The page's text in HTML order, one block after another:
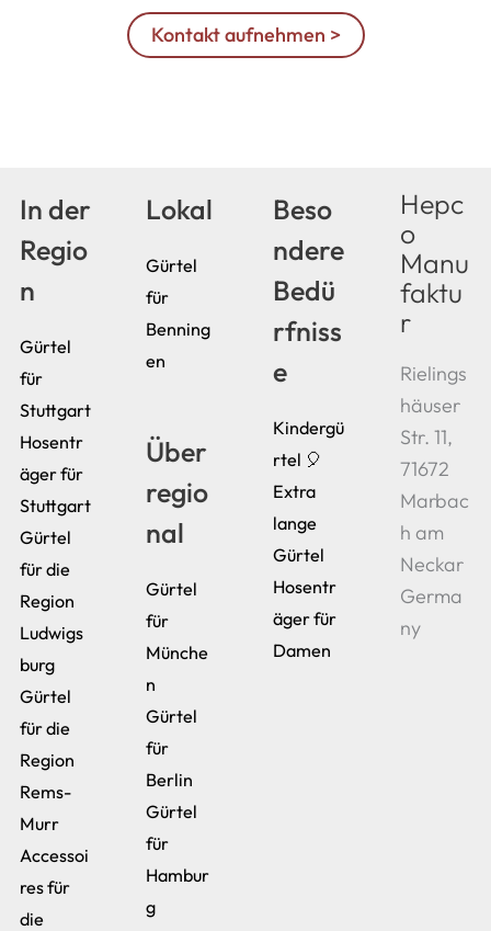
Kontakt aufnehmen >
In der
Regio
n
Gürtel
für
Stuttgart
Hosentr
äger für
Stuttgart
Gürtel
für die
Region
Ludwigs
burg
Gürtel
für die
Region
Rems-
Murr
Accessoi
res für
die
Lokal
Gürtel
für
Benning
en
Über
regio
nal
Gürtel
für
Münche
n
Gürtel
für
Berlin
Gürtel
für
Hambur
g
Beso
ndere
Bedü
rfniss
e
Kindergü
rtel 🎈
Extra
lange
Gürtel
Hosentr
äger für
Damen
Hepc
o
Manu
faktu
r
Rielings
häuser
Str. 11,
71672
Marbac
h am
Neckar
Germa
ny